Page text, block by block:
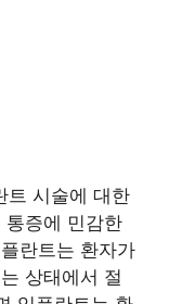
트 시술에 대한
통증에 민감한
란트는 환자가
상태에서 절